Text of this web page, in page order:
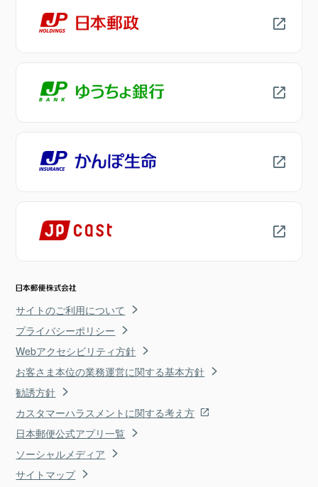
サイトのご利用について
プライバシーポリシー
Webアクセシビリティ方針
お客さま本位の業務運営に関する基本方針
勧誘方針
カスタマーハラスメントに関する考え方
日本郵便公式アプリ一覧
ソーシャルメディア
サイトマップ